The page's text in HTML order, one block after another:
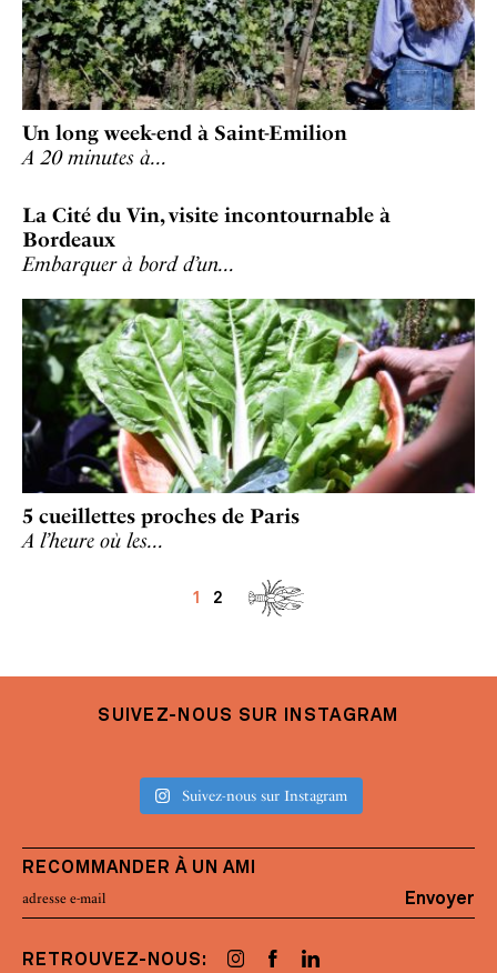
Un long week-end à Saint-Emilion
A 20 minutes à…
La Cité du Vin, visite incontournable à
Bordeaux
Embarquer à bord d’un…
5 cueillettes proches de Paris
A l’heure où les…
1 2
SUIVEZ-NOUS SUR INSTAGRAM
Suivez-nous sur Instagram
RECOMMANDER À UN AMI
Envoyer
RETROUVEZ-NOUS: